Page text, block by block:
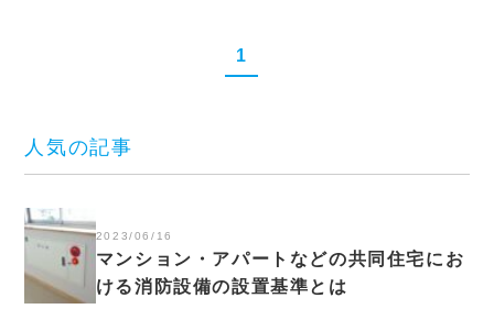
1
人気の記事
2023/06/16
マンション・アパートなどの共同住宅にお
ける消防設備の設置基準とは